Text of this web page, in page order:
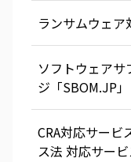
ランサムウェ
ソフトウェアサ
ジ「SBOM.JP」
CRA対応サービ
ス法 対応サービ